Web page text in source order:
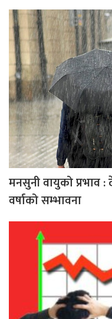
मनसुनी वायुको प्रभाव
वर्षाको सम्भावना